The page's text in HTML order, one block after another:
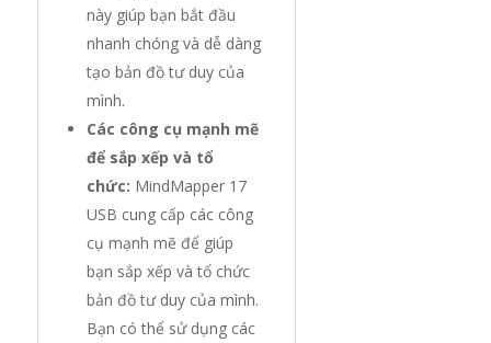
này giúp bạn bắt đầu
nhanh chóng và dễ dàng
tạo bản đồ tư duy của
mình.
Các công cụ mạnh mẽ
để sắp xếp và tổ
chức: MindMapper 17
USB cung cấp các công
cụ mạnh mẽ để giúp
bạn sắp xếp và tổ chức
bản đồ tư duy của mình.
Bạn có thể sử dụng các